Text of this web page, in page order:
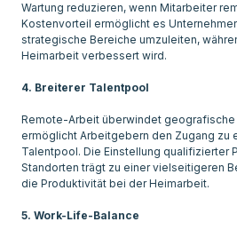
Wartung reduzieren, wenn Mitarbeiter
Kostenvorteil ermöglicht es
strategische Bereiche umzuleiten,
Heimarbeit verbessert wird.
4. Breiterer Talentpool
Remote-Arbeit überwindet geografische
ermöglicht Arbeitgebern den Zugang zu
Talentpool. Die Einstellung qualifizierter
Standorten trägt zu einer vielseitigeren
die Produktivität bei der Heimarbeit.
5. Work-Life-Balance